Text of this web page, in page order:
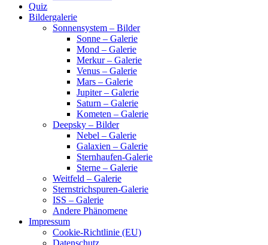
Quiz
Bildergalerie
Sonnensystem – Bilder
Sonne – Galerie
Mond – Galerie
Merkur – Galerie
Venus – Galerie
Mars – Galerie
Jupiter – Galerie
Saturn – Galerie
Kometen – Galerie
Deepsky – Bilder
Nebel – Galerie
Galaxien – Galerie
Sternhaufen-Galerie
Sterne – Galerie
Weitfeld – Galerie
Sternstrichspuren-Galerie
ISS – Galerie
Andere Phänomene
Impressum
Cookie-Richtlinie (EU)
Datenschutz